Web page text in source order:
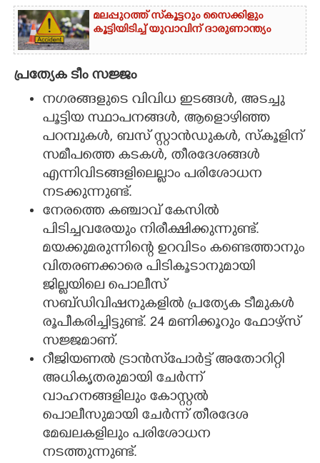
മലപ്പുറത്ത് സ്‌കൂട്ടറും സൈക്കിളും
കൂട്ടിയിടിച്ച് യുവാവിന് ദാരുണാന്ത്യം
പ്രത്യേക ടീം സജ്ജം
നഗരങ്ങളുടെ വിവിധ ഇടങ്ങൾ, അടച്ചു
പൂട്ടിയ സ്ഥാപനങ്ങൾ, ആളൊഴിഞ്ഞ
പറമ്പുകൾ, ബസ് സ്റ്റാൻഡുകൾ, സ്കൂളിന്
സമീപത്തെ കടകൾ, തീരദേശങ്ങൾ
എന്നിവിടങ്ങളിലെല്ലാം പരിശോധന
നടക്കുന്നുണ്ട്.
നേരത്തെ കഞ്ചാവ് കേസിൽ
പിടിച്ചവരേയും നിരീക്ഷിക്കുന്നുണ്ട്.
മയക്കുമരുന്നിന്റെ ഉറവിടം കണ്ടെത്താനും
വിതരണക്കാരെ പിടികൂടാനുമായി
ജില്ലയിലെ പൊലീസ്
സബ്ഡിവിഷനുകളിൽ പ്രത്യേക ടീമുകൾ
രൂപീകരിച്ചിട്ടുണ്ട്‌. 24 മണിക്കൂറും ഫോഴ്സ്
സജ്ജമാണ്.
റീജിയണൽ ട്രാൻസ്‌പോർട്ട് അതോറിറ്റി
അധികൃതരുമായി ചേർന്ന്
വാഹനങ്ങളിലും കോസ്റ്റൽ
പൊലീസുമായി ചേർന്ന് തീരദേശ
മേഖലകളിലും പരിശോധന
നടത്തുന്നുണ്ട്.